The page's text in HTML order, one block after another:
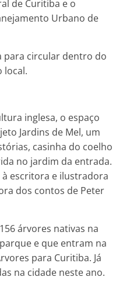
de Curitiba e o
Urbano de
para circular dentro do
local.
inglesa, o espaço
Jardins de Mel, um
casinha do coelho
no jardim da entrada.
escritora e ilustradora
dos contos de Peter
árvores nativas na
e que entram na
para Curitiba. Já
na cidade neste ano.